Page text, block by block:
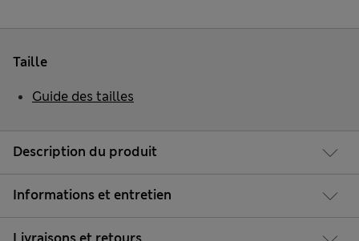
Description du produit
Informations et entretien
Taille
Guide des tailles